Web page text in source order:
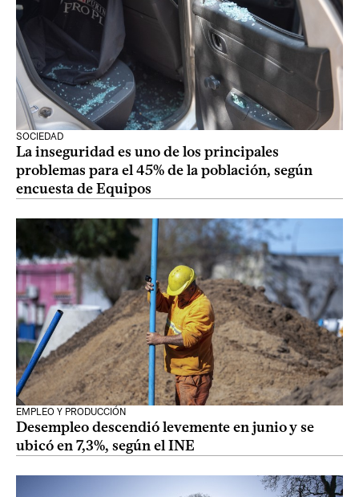
SOCIEDAD
La inseguridad es uno de los principales
problemas para el 45% de la población, según
encuesta de Equipos
EMPLEO Y PRODUCCIÓN
Desempleo descendió levemente en junio y se
ubicó en 7,3%, según el INE